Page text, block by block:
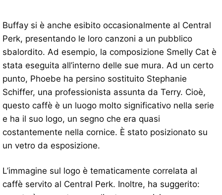
Buffay si è anche esibito occasionalmente al Central
Perk, presentando le loro canzoni a un pubblico
sbalordito. Ad esempio, la composizione Smelly Cat è
stata eseguita all’interno delle sue mura. Ad un certo
punto, Phoebe ha persino sostituito Stephanie
Schiffer, una professionista assunta da Terry. Cioè,
questo caffè è un luogo molto significativo nella serie
e ha il suo logo, un segno che era quasi
costantemente nella cornice. È stato posizionato su
un vetro da esposizione.
L’immagine sul logo è tematicamente correlata al
caffè servito al Central Perk. Inoltre, ha suggerito: